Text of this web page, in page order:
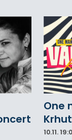
One
Krhut
10.11.